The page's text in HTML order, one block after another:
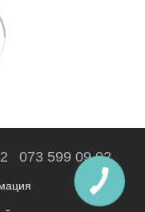
073 599 09 02